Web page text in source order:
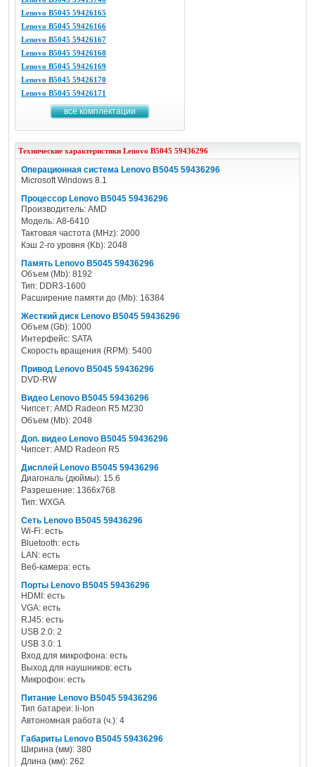
Lenovo B5045 59426165
Lenovo B5045 59426166
Lenovo B5045 59426167
Lenovo B5045 59426168
Lenovo B5045 59426169
Lenovo B5045 59426170
Lenovo B5045 59426171
все комплектации
Технические характеристики Lenovo B5045 59436296
Операционная система Lenovo B5045 59436296
Microsoft Windows 8.1
Процессор Lenovo B5045 59436296
Производитель: AMD
Модель: A8-6410
Тактовая частота (MHz): 2000
Кэш 2-го уровня (Kb): 2048
Память Lenovo B5045 59436296
Объем (Mb): 8192
Тип: DDR3-1600
Расширение памяти до (Mb): 16384
Жесткий диск Lenovo B5045 59436296
Объем (Gb): 1000
Интерфейс: SATA
Скорость вращения (RPM): 5400
Привод Lenovo B5045 59436296
DVD-RW
Видео Lenovo B5045 59436296
Чипсет: AMD Radeon R5 M230
Объем (Mb): 2048
Доп. видео Lenovo B5045 59436296
Чипсет: AMD Radeon R5
Дисплей Lenovo B5045 59436296
Диагональ (дюймы): 15.6
Разрешение: 1366x768
Тип: WXGA
Сеть Lenovo B5045 59436296
Wi-Fi: есть
Bluetooth: есть
LAN: есть
Веб-камера: есть
Порты Lenovo B5045 59436296
HDMI: есть
VGA: есть
RJ45: есть
USB 2.0: 2
USB 3.0: 1
Вход для микрофона: есть
Выход для наушников: есть
Микрофон: есть
Питание Lenovo B5045 59436296
Тип батареи: li-Ion
Автономная работа (ч.): 4
Габариты Lenovo B5045 59436296
Ширина (мм): 380
Длина (мм): 262